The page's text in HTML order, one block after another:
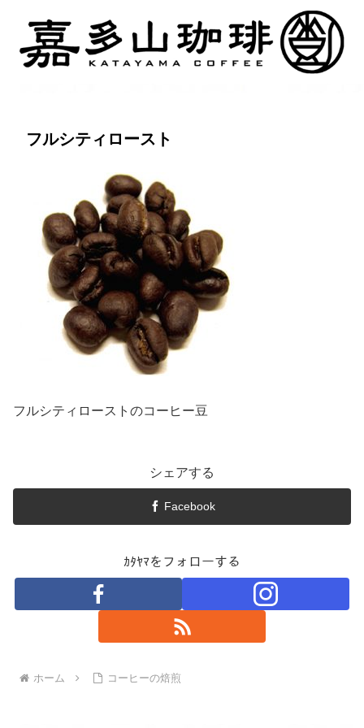
フルシティロースト
フルシティローストのコーヒー豆
シェアする
Facebook
ｶﾀﾔﾏをフォローする
ホーム コーヒーの焙煎